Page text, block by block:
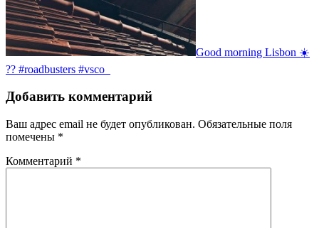
Good morning Lisbon ☀️
?? #roadbusters #vsco
Добавить комментарий
Ваш адрес email не будет опубликован. Обязательные поля
помечены *
Комментарий *